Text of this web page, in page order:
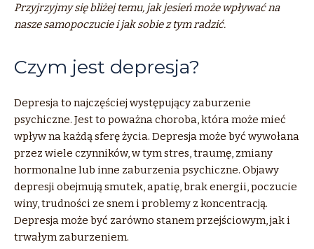
Przyjrzyjmy się bliżej temu, jak jesień może wpływać na
nasze samopoczucie i jak sobie z tym radzić.
Czym jest depresja?
Depresja to najczęściej występujący zaburzenie
psychiczne. Jest to poważna choroba, która może mieć
wpływ na każdą sferę życia. Depresja może być wywołana
przez wiele czynników, w tym stres, traumę, zmiany
hormonalne lub inne zaburzenia psychiczne. Objawy
depresji obejmują smutek, apatię, brak energii, poczucie
winy, trudności ze snem i problemy z koncentracją.
Depresja może być zarówno stanem przejściowym, jak i
trwałym zaburzeniem.